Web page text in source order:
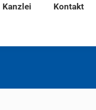
Kanzlei Kontakt